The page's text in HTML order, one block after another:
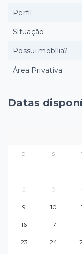
Datas
D S
2 3
9 10
16 17
23 24
Perfil
Situação
Possui mobília?
Área Privativa